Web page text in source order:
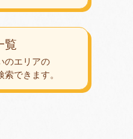
覧
のエリアの
索できます。